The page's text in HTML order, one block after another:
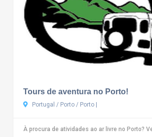
Tours de aventura no Porto!
Portugal / Porto / Porto |
À procura de atividades ao ar livre no Porto?